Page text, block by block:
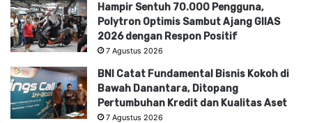
Hampir Sentuh 70.000 Pengguna,
Polytron Optimis Sambut Ajang GIIAS
2026 dengan Respon Positif
7 Agustus 2026
BNI Catat Fundamental Bisnis Kokoh di
Bawah Danantara, Ditopang
Pertumbuhan Kredit dan Kualitas Aset
7 Agustus 2026